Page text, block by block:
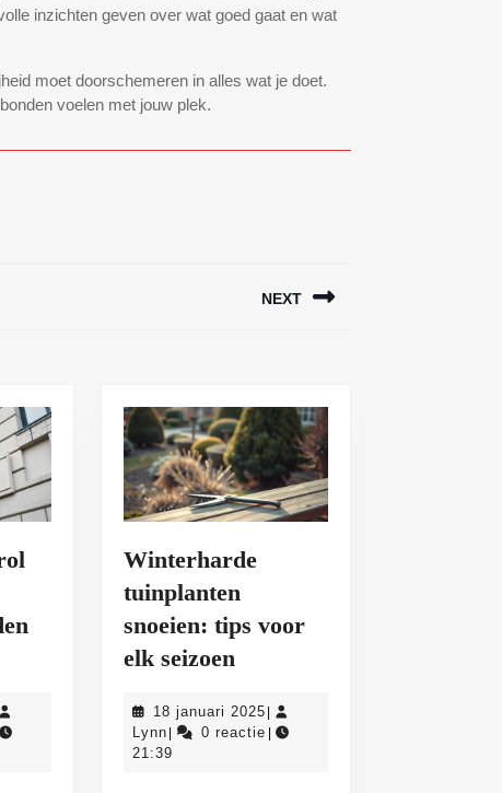
inzichten geven over wat goed gaat en wat
moet doorschemeren in alles wat je doet.
voelen met jouw plek.
NEXT
Winterharde
tuinplanten
snoeien: tips voor
elk seizoenWinterharde
snoeien:
18 januari 202518
januari
LynnLynn 0 reactie
21:39